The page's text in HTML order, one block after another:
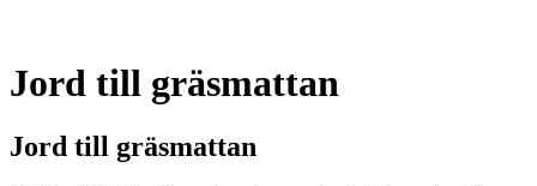
Jord till gräsmattan
Jord till gräsmattan